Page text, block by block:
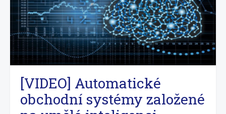
[VIDEO] Automatické
obchodní systémy založené